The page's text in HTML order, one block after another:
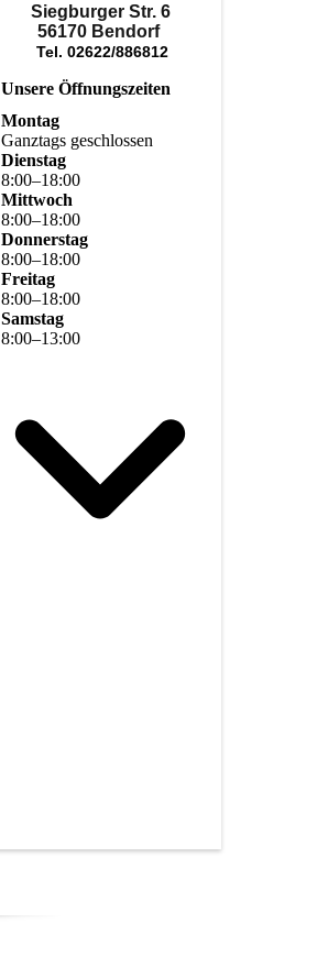
Siegburger Str. 6
56170 Bendorf
Tel. 02622/886812
Unsere Öffnungszeiten
Montag
Ganztags geschlossen
Dienstag
8:00–18:00
Mittwoch
8:00–18:00
Donnerstag
8:00–18:00
Freitag
8:00–18:00
Samstag
8:00–13:00